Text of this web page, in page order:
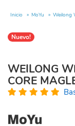
Inicio MoYu Weilong
Nuevo!
WEILONG
CORE